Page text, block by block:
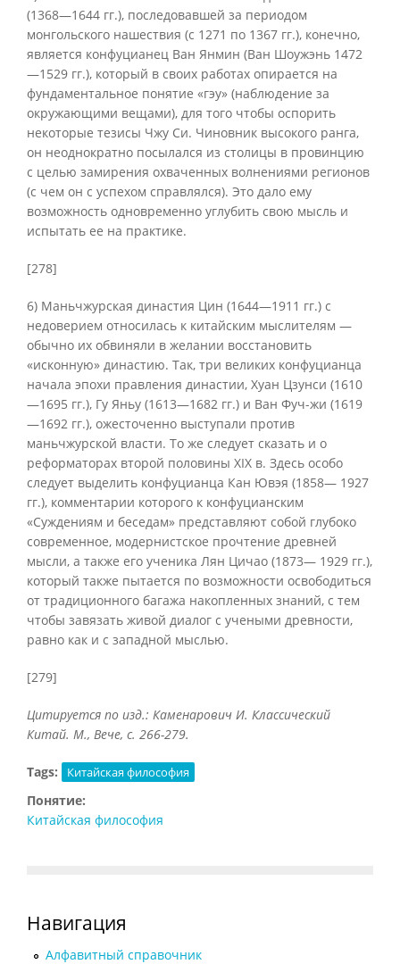
(1368—1644 гг.), последовавшей за периодом
монгольского нашествия (с 1271 по 1367 гг.), конечно,
является конфуцианец Ван Янмин (Ван Шоужэнь 1472
—1529 гг.), который в своих работах опирается на
фундаментальное понятие «гэу» (наблюдение за
окружающими вещами), для того чтобы оспорить
некоторые тезисы Чжу Си. Чиновник высокого ранга,
он неоднократно посылался из столицы в провинцию
с целью замирения охваченных волнениями регионов
(с чем он с успехом справлялся). Это дало ему
возможность одновременно углубить свою мысль и
испытать ее на практике.
[278]
6) Маньчжурская династия Цин (1644—1911 гг.) с
недоверием относилась к китайским мыслителям —
обычно их обвиняли в желании восстановить
«исконную» династию. Так, три великих конфуцианца
начала эпохи правления династии, Хуан Цзунси (1610
—1695 гг.), Гу Яньу (1613—1682 гг.) и Ван Фуч-жи (1619
—1692 гг.), ожесточенно выступали против
маньчжурской власти. То же следует сказать и о
реформаторах второй половины XIX в. Здесь особо
следует выделить конфуцианца Кан Ювэя (1858— 1927
гг.), комментарии которого к конфуцианским
«Суждениям и беседам» представляют собой глубоко
современное, модернистское прочтение древней
мысли, а также его ученика Лян Цичао (1873— 1929 гг.),
который также пытается по возможности освободиться
от традиционного багажа накопленных знаний, с тем
чтобы завязать живой диалог с учеными древности,
равно как и с западной мыслью.
[279]
Цитируется по изд.: Каменарович И. Классический
Китай. М., Вече, с. 266-279.
Tags: Китайская философия
Понятие:
Китайская философия
Навигация
Алфавитный справочник